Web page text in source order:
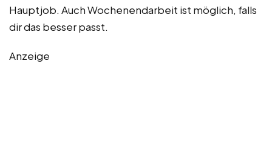
Hauptjob. Auch Wochenendarbeit ist möglich, falls
dir das besser passt.
Anzeige